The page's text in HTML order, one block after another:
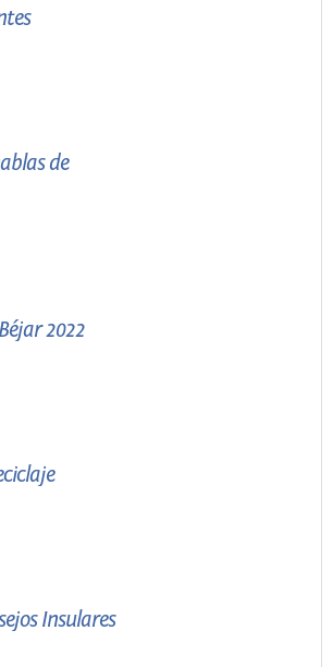
de
2022
Insulares